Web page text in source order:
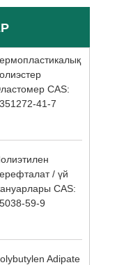
CAS:
41-7
/ үй
CAS:
59-9
Adipate